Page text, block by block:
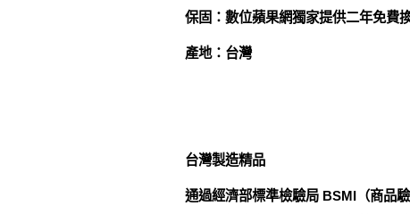
保固：數位蘋果網獨家提供二年免費
產地：台灣
台灣製造精品
通過經濟部標準檢驗局 BSMI（商品